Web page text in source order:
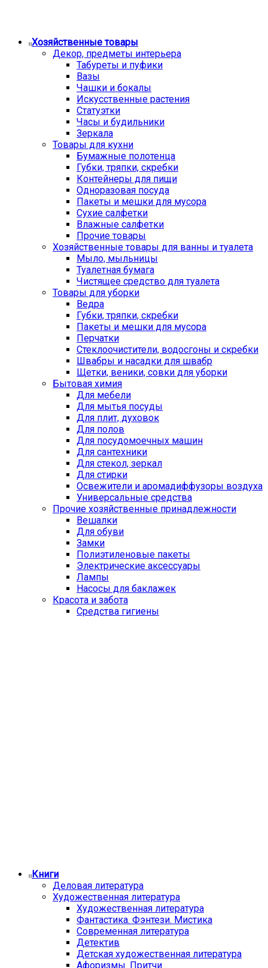
Хозяйственные товары
Декор, предметы интерьера
Табуреты и пуфики
Вазы
Чашки и бокалы
Искусственные растения
Статуэтки
Часы и будильники
Зеркала
Товары для кухни
Бумажные полотенца
Губки, тряпки, скребки
Контейнеры для пищи
Одноразовая посуда
Пакеты и мешки для мусора
Сухие салфетки
Влажные салфетки
Прочие товары
Хозяйственные товары для ванны и туалета
Мыло, мыльницы
Туалетная бумага
Чистящее средство для туалета
Товары для уборки
Ведра
Губки, тряпки, скребки
Пакеты и мешки для мусора
Перчатки
Стеклоочистители, водосгоны и скребки
Швабры и насадки для швабр
Щетки, веники, совки для уборки
Бытовая химия
Для мебели
Для мытья посуды
Для плит, духовок
Для полов
Для посудомоечных машин
Для сантехники
Для стекол, зеркал
Для стирки
Освежители и аромадиффузоры воздуха
Универсальные средства
Прочие хозяйственные принадлежности
Вешалки
Для обуви
Замки
Полиэтиленовые пакеты
Электрические аксессуары
Лампы
Насосы для баклажек
Красота и забота
Средства гигиены
Книги
Деловая литература
Художественная литература
Художественная литература
Фантастика. Фэнтези. Мистика
Современная литература
Детектив
Детская художественная литература
Афоризмы. Притчи